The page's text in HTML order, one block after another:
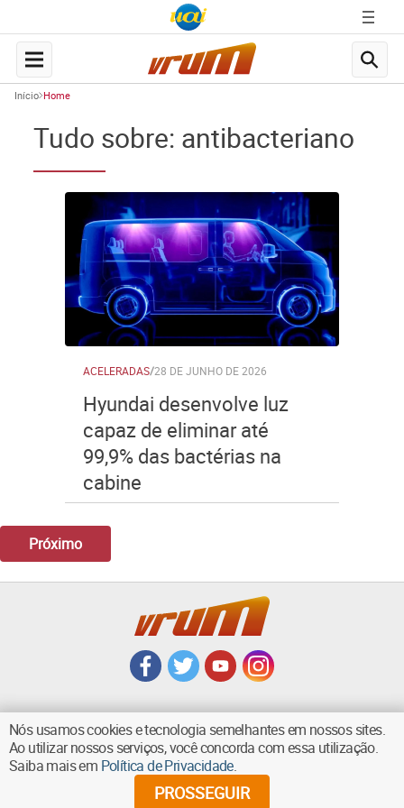
Início Home
Tudo sobre: antibacteriano
ACELERADAS/28 DE JUNHO DE 2026
Hyundai desenvolve luz
capaz de eliminar até
99,9% das bactérias na
cabine
Próximo
VOLTAR AO TOPO
Nós usamos cookies e tecnologia semelhantes em nossos sites.
Ao utilizar nossos serviços, você concorda com essa utilização.
Saiba mais em Política de Privacidade.
PROSSEGUIR